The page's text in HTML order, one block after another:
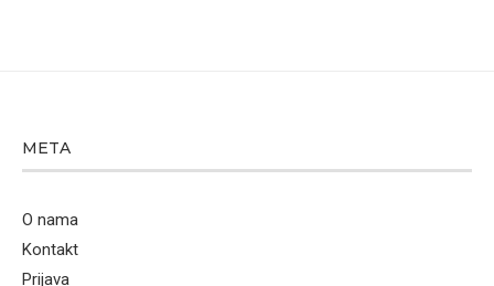
META
O nama
Kontakt
Prijava